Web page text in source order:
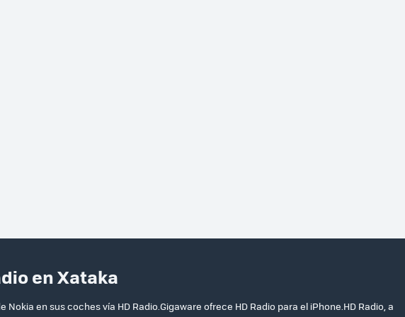
en Xataka
Nokia en sus coches vía HD Radio.Gigaware ofrece HD Radio para el iPhone.HD Radio, a